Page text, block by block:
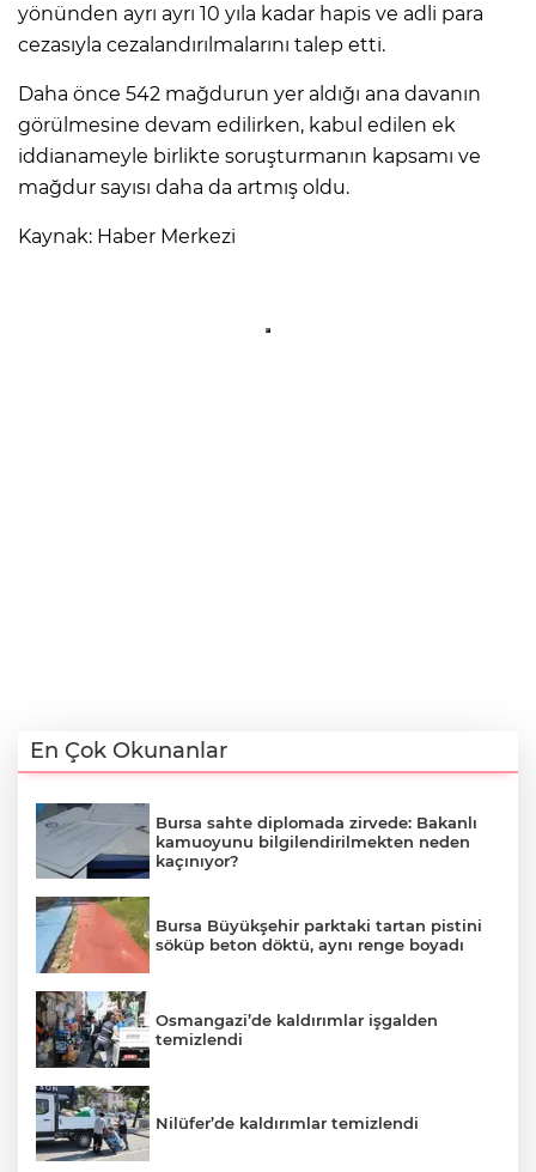
yönünden ayrı ayrı 10 yıla kadar hapis ve adli para
cezasıyla cezalandırılmalarını talep etti.
Daha önce 542 mağdurun yer aldığı ana davanın
görülmesine devam edilirken, kabul edilen ek
iddianameyle birlikte soruşturmanın kapsamı ve
mağdur sayısı daha da artmış oldu.
Kaynak: Haber Merkezi
En Çok Okunanlar
Bursa sahte diplomada zirvede: Bakanlı
kamuoyunu bilgilendirilmekten neden
kaçınıyor?
Bursa Büyükşehir parktaki tartan pistini
söküp beton döktü, aynı renge boyadı
Osmangazi’de kaldırımlar işgalden
temizlendi
Nilüfer’de kaldırımlar temizlendi